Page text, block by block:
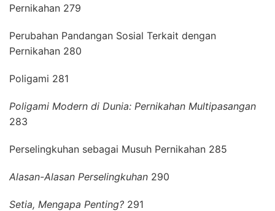
Pernikahan 279
Perubahan Pandangan Sosial Terkait dengan
Pernikahan 280
Poligami 281
Poligami Modern di Dunia: Pernikahan Multipasangan
283
Perselingkuhan sebagai Musuh Pernikahan 285
Alasan-Alasan Perselingkuhan 290
Setia, Mengapa Penting? 291